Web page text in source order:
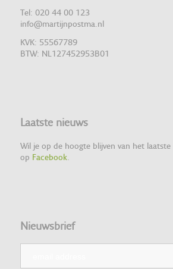
Tel: 020 44 00 123
info@martijnpostma.nl
KVK: 55567789
BTW: NL127452953B01
Laatste nieuws
Wil je op de hoogte blijven van het laatste
op Facebook.
Nieuwsbrief